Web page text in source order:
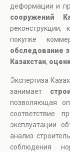
деформации и
сооружений
реконструкции,
покупке
обследование
Казахстан,
Экспертиза
занимает
позволяющая
соответствие
эксплуатации
анализ
соблюдения